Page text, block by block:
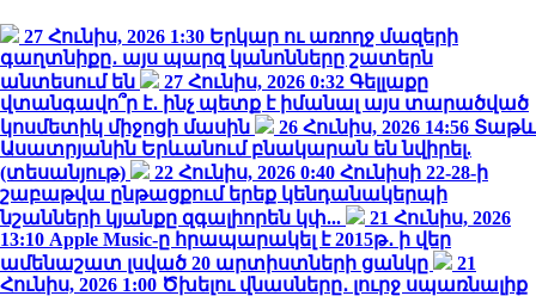
27 Հունիս, 2026 1:30 Երկար ու առողջ մազերի
գաղտնիքը․ այս պարզ կանոնները շատերն
անտեսում են
27 Հունիս, 2026 0:32 Գելլաքը
վտանգավո՞ր է․ ինչ պետք է իմանալ այս տարածված
կոսմետիկ միջոցի մասին
26 Հունիս, 2026 14:56 Տաթև
Ասատրյանին Երևանում բնակարան են նվիրել.
(տեսանյութ)
22 Հունիս, 2026 0:40 Հունիսի 22-28-ի
շաբաթվա ընթացքում երեք կենդանակերպի
նշանների կյանքը զգալիորեն կփ...
21 Հունիս, 2026
13:10 Apple Music-ը հրապարակել է 2015թ․ ի վեր
ամենաշատ լսված 20 արտիստների ցանկը
21
Հունիս, 2026 1:00 Ծխելու վնասները․ լուրջ սպառնալիք